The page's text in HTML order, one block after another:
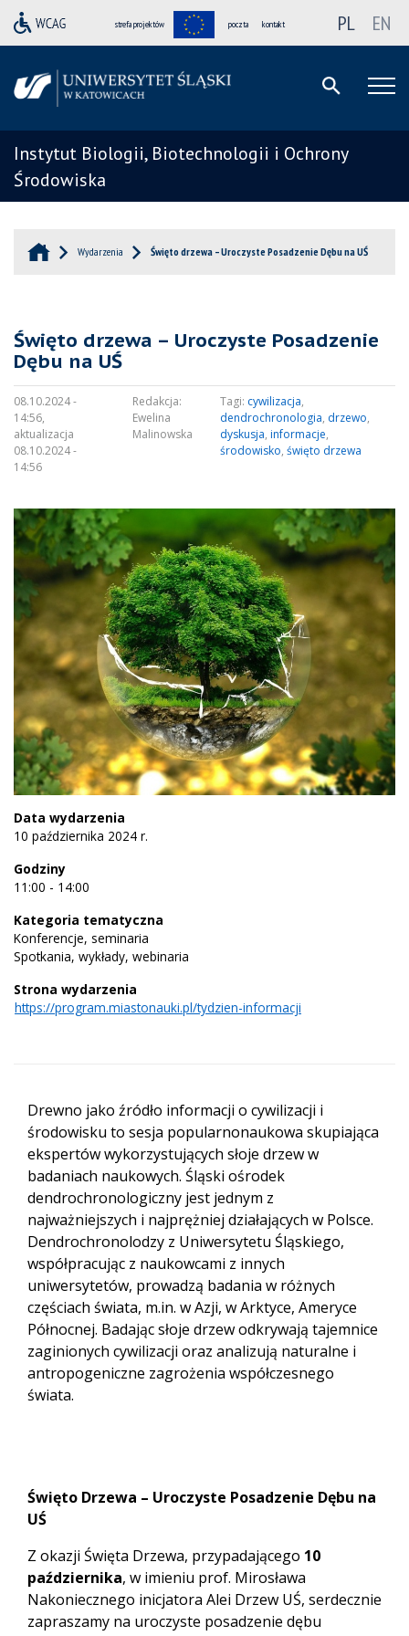
strefa projektów poczta kontakt PL EN
Instytut Biologii, Biotechnologii i Ochrony
Środowiska
Wydarzenia Święto drzewa – Uroczyste Posadzenie Dębu na UŚ
Święto drzewa – Uroczyste Posadzenie
Dębu na UŚ
08.10.2024 -
14:56,
aktualizacja
08.10.2024 -
14:56
Redakcja:
Ewelina
Malinowska
Tagi: cywilizacja,
dendrochronologia, drzewo,
dyskusja,informacje,
środowisko,święto drzewa
Data wydarzenia
10 października 2024 r.
Godziny
11:00 - 14:00
Kategoria tematyczna
Konferencje, seminaria
Spotkania, wykłady, webinaria
Strona wydarzenia
https://program.miastonauki.pl/tydzien-informacji
Drewno jako źródło informacji o cywilizacji i
środowisku to sesja popularnonaukowa skupiająca
ekspertów wykorzystujących słoje drzew w
badaniach naukowych. Śląski ośrodek
dendrochronologiczny jest jednym z
najważniejszych i najprężniej działających w Polsce.
Dendrochronolodzy z Uniwersytetu Śląskiego,
współpracując z naukowcami z innych
uniwersytetów, prowadzą badania w różnych
częściach świata, m.in. w Azji, w Arktyce, Ameryce
Północnej. Badając słoje drzew odkrywają tajemnice
zaginionych cywilizacji oraz analizują naturalne i
antropogeniczne zagrożenia współczesnego
świata.
Święto Drzewa – Uroczyste Posadzenie Dębu na
UŚ
Z okazji Święta Drzewa, przypadającego 10
października, w imieniu prof. Mirosława
Nakoniecznego inicjatora Alei Drzew UŚ, serdecznie
zapraszamy na uroczyste posadzenie dębu